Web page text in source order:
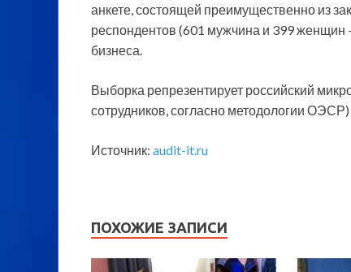
анкете, состоящей преимущественно из
респондентов (601 мужчина и 399 женщин
бизнеса.
Выборка репрезентирует российский
сотрудников, согласно методологии
Источник: audit-it.ru
ПОХОЖИЕ ЗАПИСИ